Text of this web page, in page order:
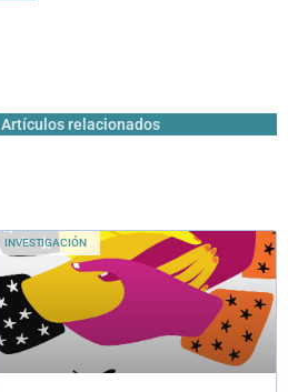
Artículos relacionados
La pedagogía del
diálogo